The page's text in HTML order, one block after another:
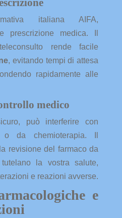
italiana AIFA,
prescrizione medica. Il
rende facile
, evitando tempi di attesa
rapidamente alle
medico
può interferire con
o da chemioterapia. Il
revisione del farmaco da
la vostra salute,
e reazioni avverse.
e